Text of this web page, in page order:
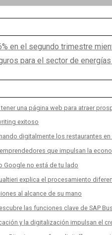
en el segundo trimestre
para el sector de
una página web para atraer
exitoso
digitalmente los restaurantes
que impulsan la
Google no está de tu lado
explica el procesamiento
al alcance de su mano
las funciones clave de SAP
y la digitalización impulsan el